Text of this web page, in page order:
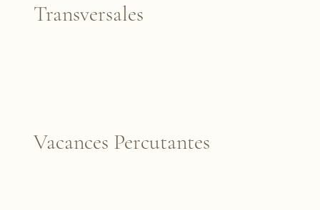
Transversales
Vacances Percutantes